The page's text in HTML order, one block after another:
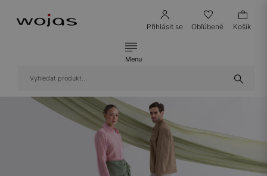
Přihlásit se Obľúbené Košík
Menu